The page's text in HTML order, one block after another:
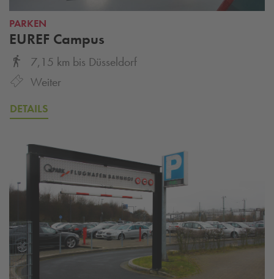
PARKEN
EUREF Campus
7,15 km bis Düsseldorf
Weiter
DETAILS